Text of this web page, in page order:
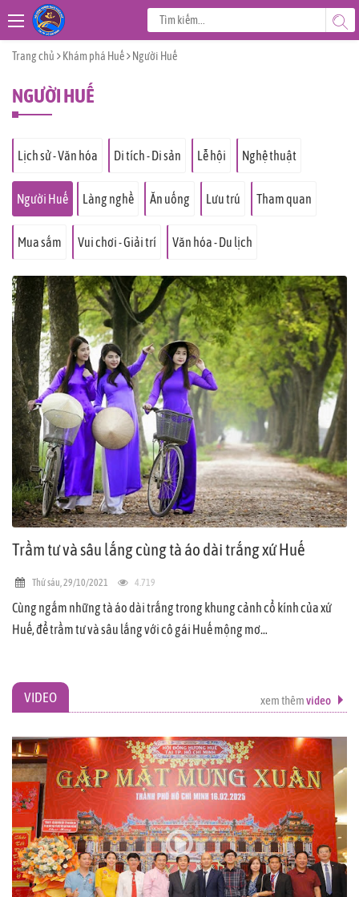
Trang chủ Khám phá Huế Người Huế
NGƯỜI HUẾ
Lịch sử - Văn hóa Di tích - Di sản Lễ hội Nghệ thuật
Làng nghề
Người Huế Ăn uống Lưu trú Tham quan
Mua sắm Vui chơi - Giải trí Văn hóa - Du lịch
Trầm tư và sâu lắng cùng tà áo dài trắng xứ Huế
Thứ sáu, 29/10/2021 4.719
Cùng ngắm những tà áo dài trắng trong khung cảnh cổ kính của xứ
Huế, để trầm tư và sâu lắng với cô gái Huế mộng mơ…
VIDEO xem thêm